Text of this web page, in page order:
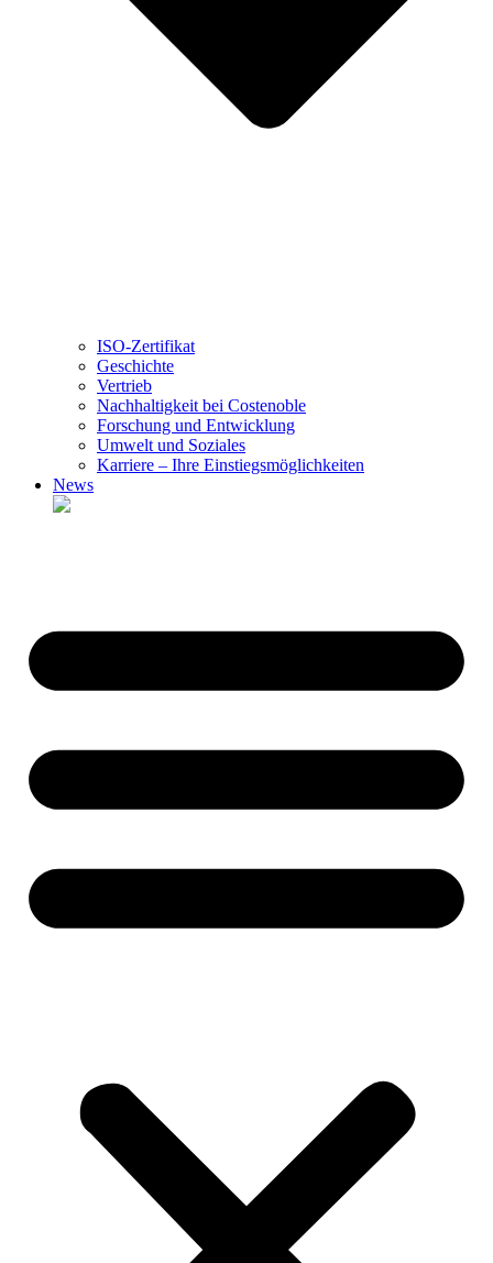
ISO-Zertifikat
Geschichte
Vertrieb
Nachhaltigkeit bei Costenoble
Forschung und Entwicklung
Umwelt und Soziales
Karriere – Ihre Einstiegsmöglichkeiten
News